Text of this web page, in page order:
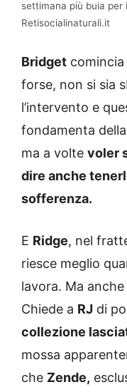
settimana più buia
Retisocialinaturali.it
Bridget
forse, non si sia
l’intervento e
fondamenta
ma a volte voler
dire anche
sofferenza.
E Ridge, nel
riesce meglio
lavora. Ma
Chiede a RJ di
collezione
mossa
che Zende,